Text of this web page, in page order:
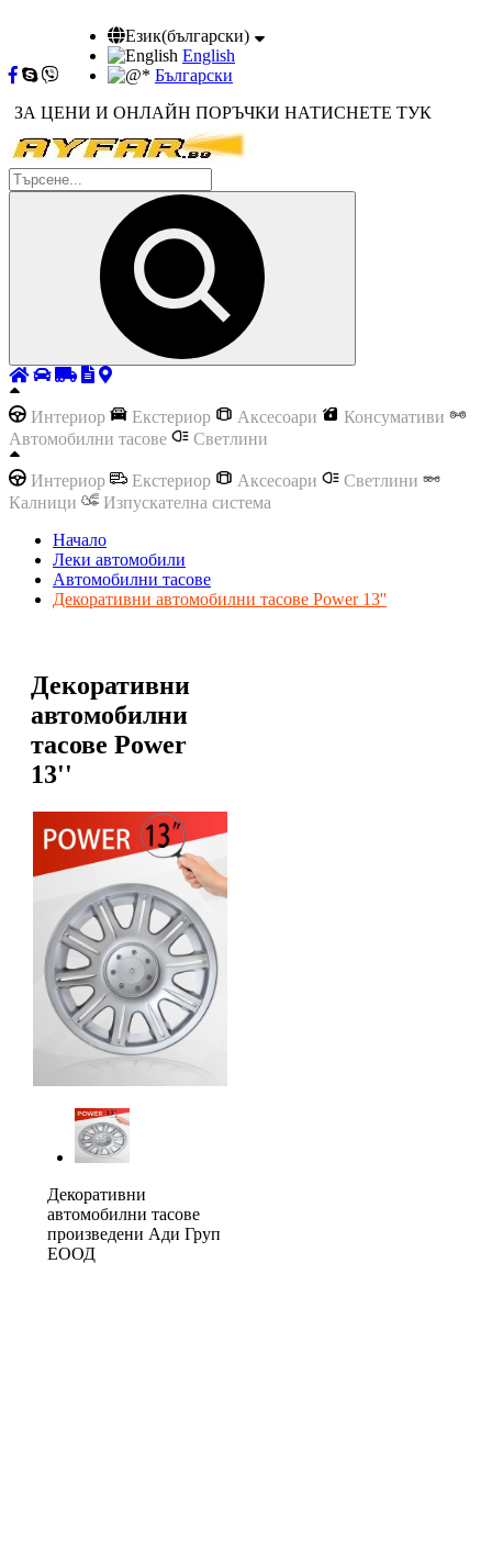
Език(български)
English
Български
ЗА ЦЕНИ И ОНЛАЙН ПОРЪЧКИ НАТИСНЕТЕ ТУК
Интериор Екстериор Аксесоари
Консумативи
Автомобилни тасове
Светлини
Интериор Екстериор Аксесоари
Светлини
Калници
Изпускателна система
Начало
Леки автомобили
Автомобилни тасове
Декоративни автомобилни тасове Power 13''
Декоративни
автомобилни
тасове Power
13''
Декоративни
автомобилни тасове
произведени Ади Груп
ЕООД